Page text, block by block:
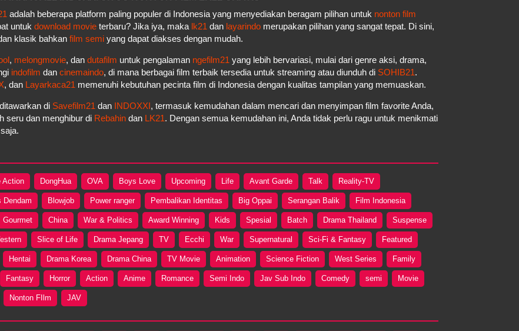
adalah beberapa platform paling populer di Indonesia yang menyediakan beragam pilihan untuk nonton film
untuk download movie terbaru? Jika iya, maka lk21 dan layarindo merupakan pilihan yang sangat tepat. Di sini,
klasik bahkan film semi yang dapat diakses dengan mudah.
, melongmovie, dan dutafilm untuk pengalaman ngefilm21 yang lebih bervariasi, mulai dari genre aksi, drama,
indofilm dan cinemaindo, di mana berbagai film terbaik tersedia untuk streaming atau diunduh di SOHIB21.
, dan Layarkaca21 memenuhi kebutuhan pecinta film di Indonesia dengan kualitas tampilan yang memuaskan.
di Savefilm21 dan INDOXXI, termasuk kemudahan dalam mencari dan menyimpan film favorite Anda,
seru dan menghibur di Rebahin dan LK21. Dengan semua kemudahan ini, Anda tidak perlu ragu untuk menikmati
Action DongHua OVA Boys Love Upcoming Life Avant Garde Talk Reality-TV
Dendam Blowjob Power ranger Pembalikan Identitas Big Oppai Serangan Balik Film Indonesia
Gourmet China War & Politics Award Winning Kids Spesial Batch Drama Thailand Suspense
Slice of Life Drama Jepang TV Ecchi War Supernatural Sci-Fi & Fantasy Featured
Hentai Drama Korea Drama China TV Movie Animation Science Fiction West Series Family
Fantasy Horror Action Anime Romance Semi Indo Jav Sub Indo Comedy semi Movie
Nonton FIlm JAV